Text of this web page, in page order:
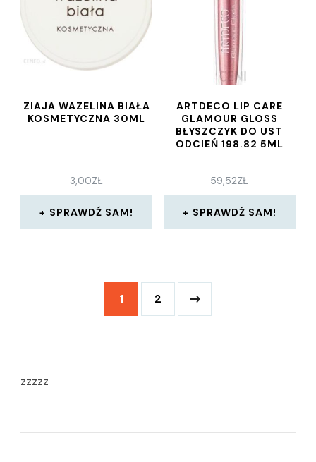
ZIAJA WAZELINA BIAŁA
KOSMETYCZNA 30ML
3,00ZŁ
SPRAWDŹ SAM!
ARTDECO LIP CARE
GLAMOUR GLOSS
BŁYSZCZYK DO UST
ODCIEŃ 198.82 5ML
59,52ZŁ
SPRAWDŹ SAM!
1 2
zzzzz